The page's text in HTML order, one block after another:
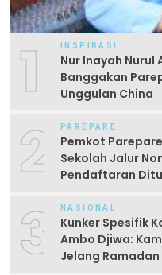
1 INSPIRASI
Nur Inayah Nurul
Banggakan
Unggulan China
2 PAREPARE
Pemkot
Sekolah Jalur
Pendaftaran
3 NASIONAL
Kunker Spesifik
Ambo Djiwa:
Jelang Ramadan